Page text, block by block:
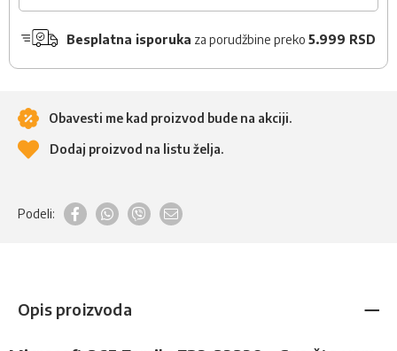
Besplatna isporuka za porudžbine preko 5.999 RSD
Obavesti me kad proizvod bude na akciji.
Dodaj proizvod na listu želja.
Podeli:
Opis proizvoda